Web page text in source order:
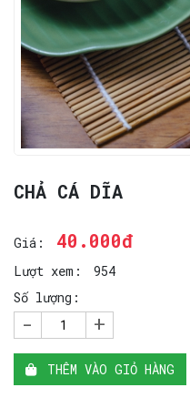
CHẢ CÁ DĨA
Giá: 40.000đ
Lượt xem:
954
Số lượng:
- +
THÊM VÀO GIỎ HÀNG